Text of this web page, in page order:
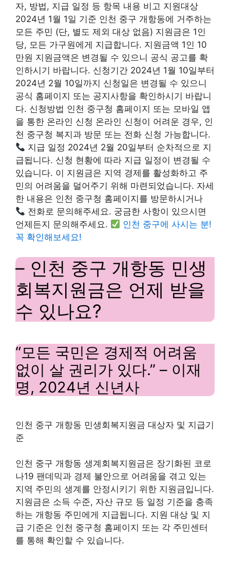
자, 방법, 지급 일정 등 항목 내용 비고 지원대상
2024년 1월 1일 기준 인천 중구 개항동에 거주하는
모든 주민 (단, 별도 제외 대상 없음) 지원금은 1인
당, 모든 가구원에게 지급합니다. 지원금액 1인 10
만원 지원금액은 변경될 수 있으니 공식 공고를 확
인하시기 바랍니다. 신청기간 2024년 1월 10일부터
2024년 2월 10일까지 신청일은 변경될 수 있으니
공식 홈페이지 또는 공지사항을 확인하시기 바랍니
다. 신청방법 인천 중구청 홈페이지 또는 모바일 앱
을 통한 온라인 신청 온라인 신청이 어려운 경우, 인
천 중구청 복지과 방문 또는 전화 신청 가능합니다.
지급 일정 2024년 2월 20일부터 순차적으로 지
급됩니다. 신청 현황에 따라 지급 일정이 변경될 수
있습니다. 이 지원금은 지역 경제를 활성화하고 주
민의 어려움을 덜어주기 위해 마련되었습니다. 자세
한 내용은 인천 중구청 홈페이지를 방문하시거나
전화로 문의해주세요. 궁금한 사항이 있으시면
언제든지 문의해주세요.
인천 중구에 사시는 분!
꼭 확인해보세요!
– 인천 중구 개항동 민생
회복지원금은 언제 받을
수 있나요?
“모든 국민은 경제적 어려움
없이 살 권리가 있다.” – 이재
명, 2024년 신년사
인천 중구 개항동 민생회복지원금 대상자 및 지급기
준
인천 중구 개항동 생계회복지원금은 장기화된 코로
나19 팬데믹과 경제 불안으로 어려움을 겪고 있는
지역 주민의 생계를 안정시키기 위한 지원금입니다.
지원금은 소득 수준, 자산 규모 등 일정 기준을 충족
하는 개항동 주민에게 지급됩니다. 지원 대상 및 지
급 기준은 인천 중구청 홈페이지 또는 각 주민센터
를 통해 확인할 수 있습니다.